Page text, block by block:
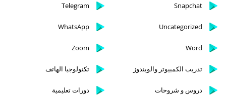
Snapchat
Telegram
Uncategorized
WhatsApp
Word
Zoom
تدريب الكمبيوتر والويندوز تكنولوجيا الهاتف
دروس و شروحات دورات تعليمية